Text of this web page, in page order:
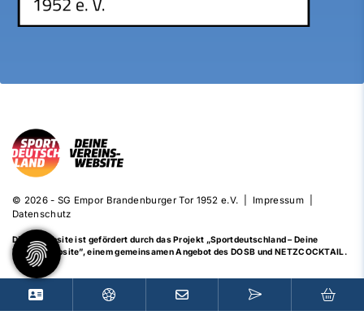
© 2026 - SG Empor Brandenburger Tor 1952 e.V. | Impressum|
Datenschutz
Diese Website ist gefördert durch das Projekt „Sportdeutschland – Deine
Vereinswebsite”, einem gemeinsamen Angebot des DOSB und NETZCOCKTAIL.